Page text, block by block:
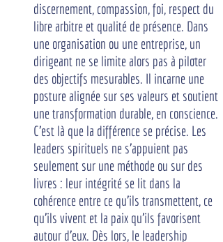
discernement, compassion, foi, respect du
libre arbitre et qualité de présence. Dans
une organisation ou une entreprise, un
dirigeant ne se limite alors pas à piloter
des objectifs mesurables. Il incarne une
posture alignée sur ses valeurs et soutient
une transformation durable, en conscience.
C'est là que la différence se précise. Les
leaders spirituels ne s'appuient pas
seulement sur une méthode ou sur des
livres : leur intégrité se lit dans la
cohérence entre ce qu'ils transmettent, ce
qu'ils vivent et la paix qu'ils favorisent
autour d'eux. Dès lors, le leadership